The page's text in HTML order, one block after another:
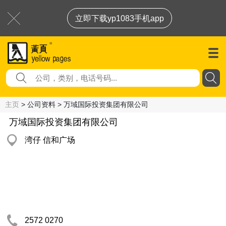
立即下载yp1083手机app
主页 > 公司资料 > 万域国际投资集团有限公司
万域国际投资集团有限公司
湾仔 信和广场
2572 0270